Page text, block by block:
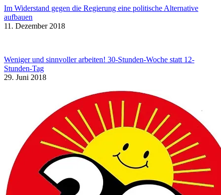
Im Widerstand gegen die Regierung eine politische Alternative
aufbauen
11. Dezember 2018
Weniger und sinnvoller arbeiten! 30-Stunden-Woche statt 12-
Stunden-Tag
29. Juni 2018